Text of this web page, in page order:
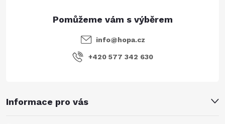
Informace pro vás
info@hopa.cz
+420 577 342 630